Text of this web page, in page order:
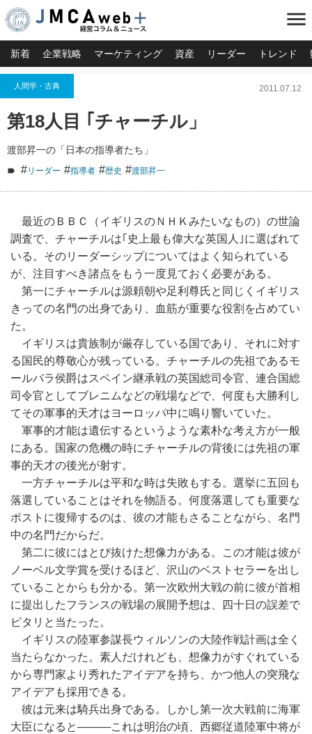
menu
新着 企業戦略 マーケティング 資産 リーダー トレンド
人間学・古典 2011.07.12
第18人目 ｢チャーチル」
渡部昇一の「日本の指導者たち」
#リーダー #指導者 #歴史 #渡部昇一
最近のＢＢＣ（イギリスのＮＨＫみたいなもの）の世論
調査で、チャーチルは｢史上最も偉大な英国人｣に選ばれて
いる。そのリーダーシップについてはよく知られている
が、注目すべき諸点をもう一度見ておく必要がある。
第一にチャーチルは源頼朝や足利尊氏と同じくイギリス
きっての名門の出身であり、血筋が重要な役割を占めてい
た。
イギリスは貴族制が厳存している国であり、それに対す
る国民的尊敬心が残っている。チャーチルの先祖であるモ
ールバラ侯爵はスペイン継承戦の英国総司令官、連合国総
司令官としてブレニムなどの戦場などで、何度も大勝利し
てその軍事的天才はヨーロッパ中に鳴り響いていた。
軍事的才能は遺伝するというような素朴な考え方が一般
にある。国家の危機の時にチャーチルの背後には先祖の軍
事的天才の後光が射す。
一方チャーチルは平和な時は失敗もする。選挙に五回も
落選していることはそれを物語る。何度落選しても重要な
ポストに復帰するのは、彼の才能もさることながら、名門
中の名門だからだ。
第二に彼にはとび抜けた想像力がある。この才能は彼が
ノーベル文学賞を受けるほど、沢山のベストセラーを出し
ていることからも分かる。第一次欧州大戦の前に彼が首相
に提出したフランスの戦場の展開予想は、四十日の誤差で
ピタリと当たった。
イギリスの陸軍参謀長ウィルソンの大陸作戦計画は全く
当たらなかった。素人だけれども、想像力がすぐれている
から専門家より秀れたアイデアを持ち、かつ他人の突飛な
アイデアも採用できる。
彼は元来は騎兵出身である。しかし第一次大戦前に海軍
大臣になると―――これは明治の頃、西郷従道陸軍中将が